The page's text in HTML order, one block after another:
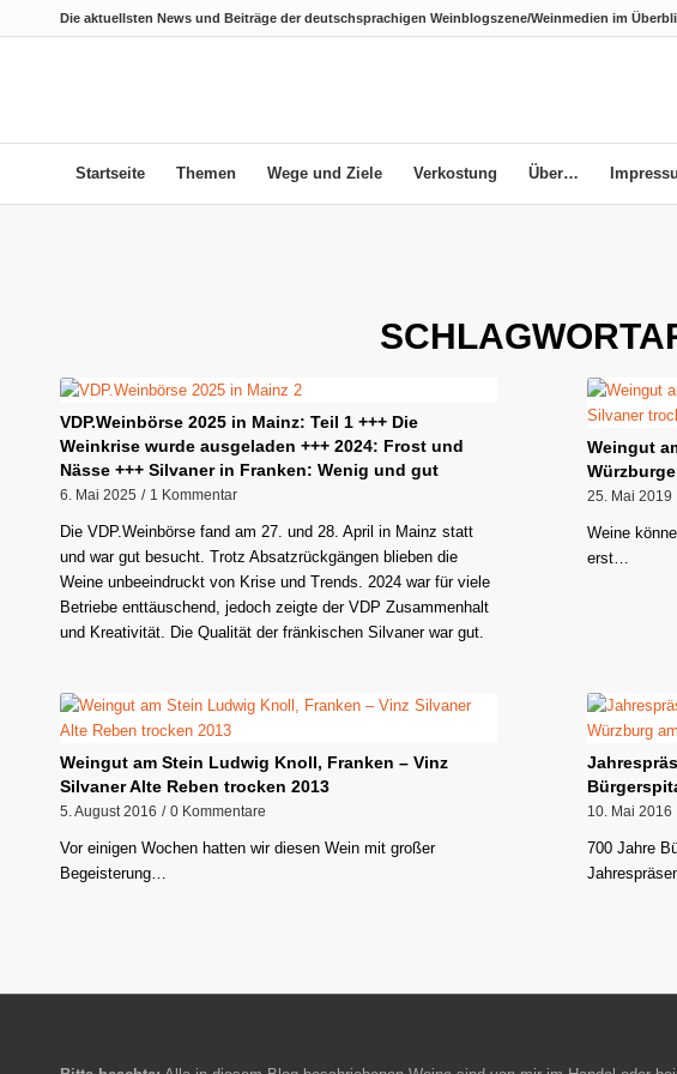
Die aktuellsten News und Beiträge der deutschsprachigen Weinblogszene/Weinmedien im
Startseite Themen Wege und Ziele Verkostung Über…
VDP.Weinbörse 2025 in Mainz: Teil 1 +++ Die
Weinkrise wurde ausgeladen +++ 2024: Frost und
Nässe +++ Silvaner in Franken: Wenig und gut
6. Mai 2025 / 1 Kommentar
Die VDP.Weinbörse fand am 27. und 28. April in Mainz statt
und war gut besucht. Trotz Absatzrückgängen blieben die
Weine unbeeindruckt von Krise und Trends. 2024 war für viele
Betriebe enttäuschend, jedoch zeigte der VDP Zusammenhalt
und Kreativität. Die Qualität der fränkischen Silvaner war gut.
Weingut
25. Mai 2019
Weine
erst…
Weingut am Stein Ludwig Knoll, Franken – Vinz
Silvaner Alte Reben trocken 2013
5. August 2016 / 0 Kommentare
Vor einigen Wochen hatten wir diesen Wein mit großer
Begeisterung…
10. Mai 2016
700 Jahre